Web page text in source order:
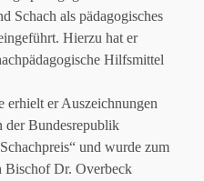
Schach als pädagogisches
Hierzu hat er
Hilfsmittel
erhielt er Auszeichnungen
der Bundesrepublik
und wurde zum
Bischof Dr. Overbeck